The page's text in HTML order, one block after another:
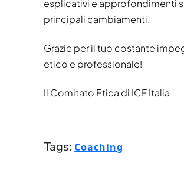
esplicativi e approfondimenti
principali cambiamenti.
Grazie per il tuo costante
etico e professionale!
Il Comitato Etica di ICF Italia
Tags: Coaching